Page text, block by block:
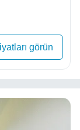
görün